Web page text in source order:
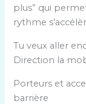
plus” qui
rythme
Tu veux aller
Direction la
Porteurs et
barrière